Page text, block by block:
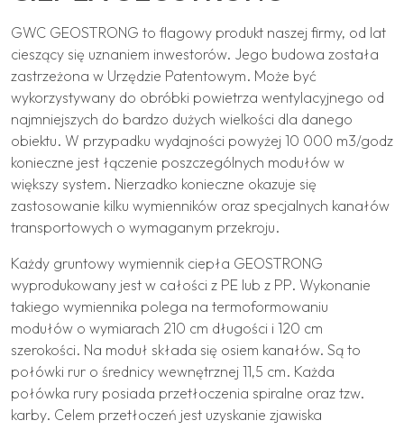
GWC GEOSTRONG to flagowy produkt naszej firmy, od lat
cieszący się uznaniem inwestorów. Jego budowa została
zastrzeżona w Urzędzie Patentowym. Może być
wykorzystywany do obróbki powietrza wentylacyjnego od
najmniejszych do bardzo dużych wielkości dla danego
obiektu. W przypadku wydajności powyżej 10 000 m3/godz
konieczne jest łączenie poszczególnych modułów w
większy system. Nierzadko konieczne okazuje się
zastosowanie kilku wymienników oraz specjalnych kanałów
transportowych o wymaganym przekroju.
Każdy gruntowy wymiennik ciepła GEOSTRONG
wyprodukowany jest w całości z PE lub z PP. Wykonanie
takiego wymiennika polega na termoformowaniu
modułów o wymiarach 210 cm długości i 120 cm
szerokości. Na moduł składa się osiem kanałów. Są to
połówki rur o średnicy wewnętrznej 11,5 cm. Każda
połówka rury posiada przetłoczenia spiralne oraz tzw.
karby. Celem przetłoczeń jest uzyskanie zjawiska